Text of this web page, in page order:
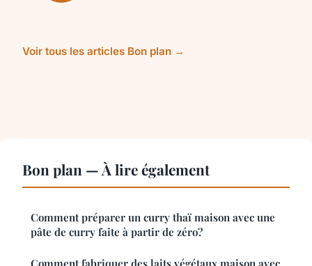
Voir tous les articles Bon plan →
Bon plan — À lire également
Comment préparer un curry thaï maison avec une
pâte de curry faite à partir de zéro?